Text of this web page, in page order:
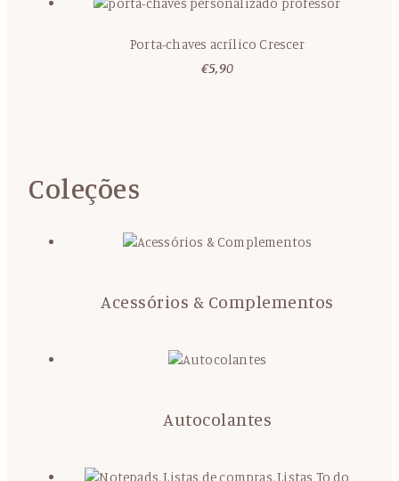
Porta-chaves acrílico Crescer
€5,90
Coleções
Acessórios & Complementos
Autocolantes